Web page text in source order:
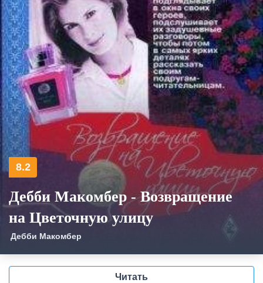
8.2
Дебби Макомбер - Возвращение
на Цветочную улицу
Дебби Макомбер
Читать